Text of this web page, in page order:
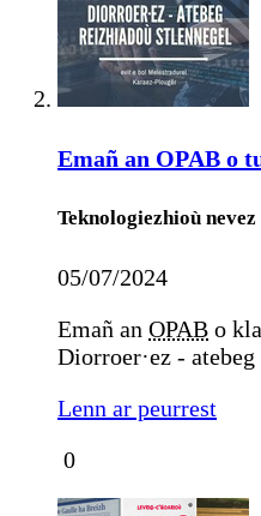
Emañ an OPAB o
Teknologiezhioù nevez
05/07/2024
Emañ an OPAB o
Diorroer·ez -
Lenn ar peurrest
0